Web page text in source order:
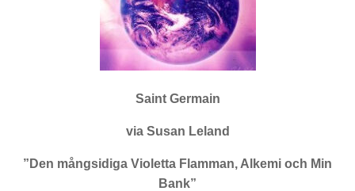
Saint Germain
via Susan Leland
”Den mångsidiga Violetta Flamman, Alkemi och Min
Bank”